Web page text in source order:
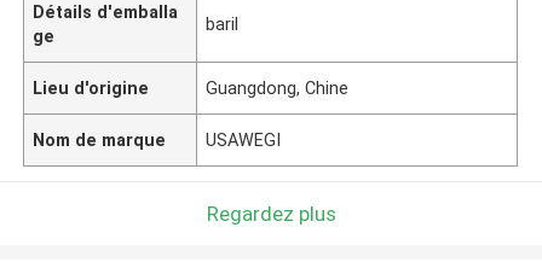
Détails d'emballa
ge
baril
Lieu d'origine Guangdong, Chine
Nom de marque USAWEGI
Regardez plus